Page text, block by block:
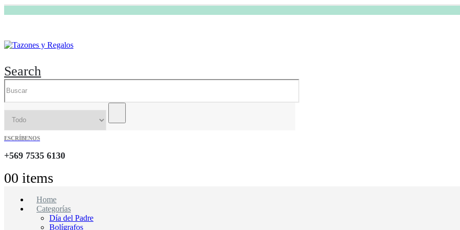
Search
ESCRÍBENOS
+569 7535 6130
00 items
Home
Categorías
Día del Padre
Bolígrafos